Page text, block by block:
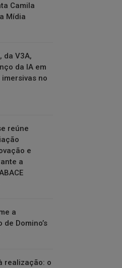
Camila
Mídia
da V3A,
da IA em
no
reúne
e
a
a
Domino’s
realização: o